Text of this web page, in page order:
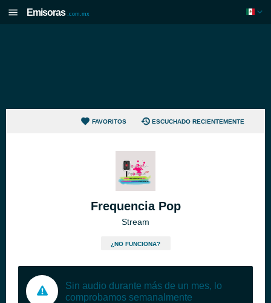
Emisoras .com.mx
FAVORITOS ESCUCHADO RECIENTEMENTE
Frequencia Pop
Stream
¿NO FUNCIONA?
Sin audio durante más de un mes, lo
comprobamos semanalmente